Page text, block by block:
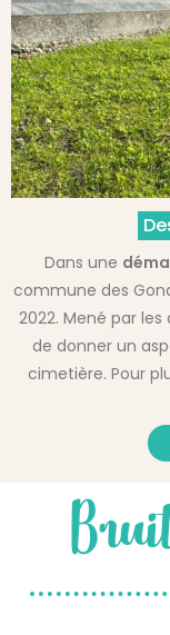
Dans une
commune des
2022. Mené par
de donner un
cimetière. Pour